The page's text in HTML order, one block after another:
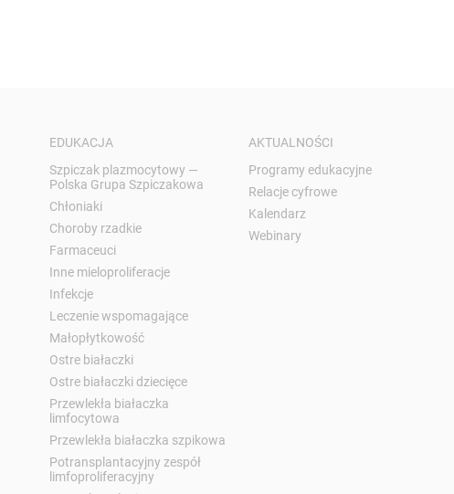
EDUKACJA
Szpiczak plazmocytowy —
Polska Grupa Szpiczakowa
Chłoniaki
Choroby rzadkie
Farmaceuci
Inne mieloproliferacje
Infekcje
Leczenie wspomagające
Małopłytkowość
Ostre białaczki
Ostre białaczki dziecięce
Przewlekła białaczka
limfocytowa
Przewlekła białaczka szpikowa
Potransplantacyjny zespół
limfoproliferacyjny
AKTUALNOŚCI
Programy edukacyjne
Relacje cyfrowe
Kalendarz
Webinary